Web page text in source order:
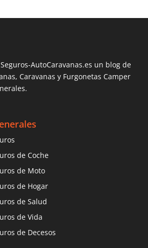
AutoCaravanas.es un blog de
Caravanas y Furgonetas Camper
de Coche
de Moto
de Hogar
de Salud
de Vida
de Decesos